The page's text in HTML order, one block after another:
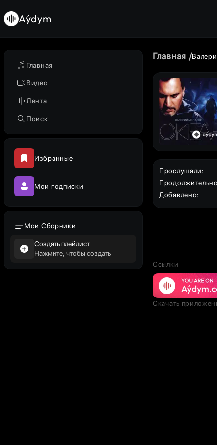
Главная
Видео
Лента
Поиск
Избранные
Мои подписки
Мои Сборники
Создать плейлист
Нажмите, чтобы создать
Aýdym
Главная
Прослушали:
Добавлено:
Ссылки
Скачать